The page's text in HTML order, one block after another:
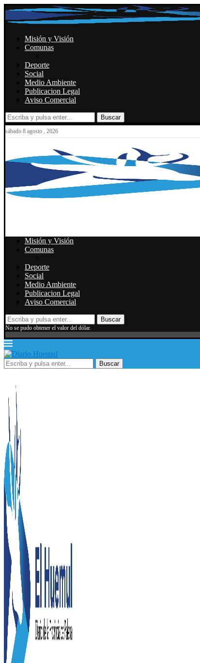
Misión y Visión
Comunas
Deporte
Social
Medio Ambiente
Publicacion Legal
Aviso Comercial
Buscar
sábado 8 agosto , 2026
Misión y Visión
Comunas
Deporte
Social
Medio Ambiente
Publicacion Legal
Aviso Comercial
Buscar
No se pudo obtener el valor del dólar.
Buscar